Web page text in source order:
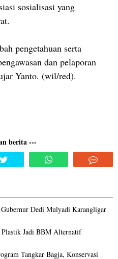
sosialisasi yang
pengetahuan serta
dan pelaporan
Yanto. (wil/red).
berita ---
Dedi Mulyadi Karangligar
Plastik Jadi BBM Alternatif
Tangkar Bagja, Konservasi